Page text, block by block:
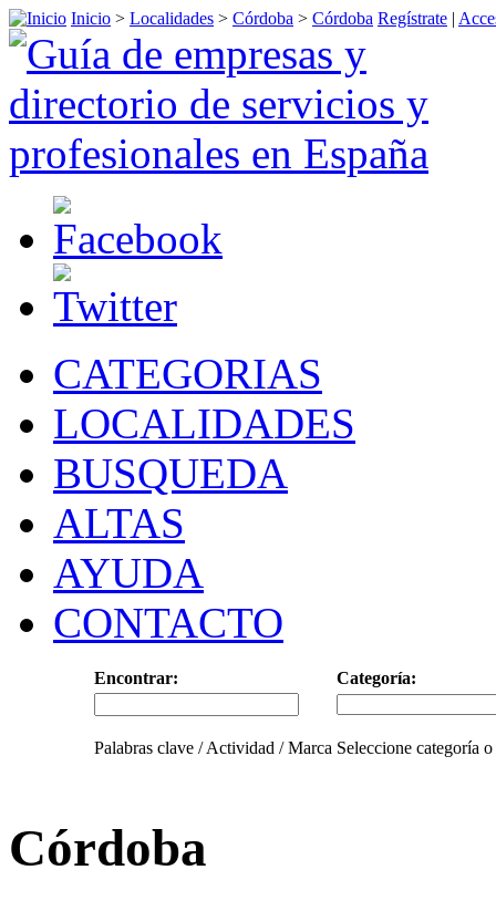
Inicio > Localidades > Córdoba > Córdoba Regístrate |
CATEGORIAS
LOCALIDADES
BUSQUEDA
ALTAS
AYUDA
CONTACTO
Encontrar: Categoría:
Palabras clave / Actividad / Marca Seleccione categoría
Córdoba